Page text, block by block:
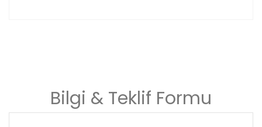
Bilgi & Teklif Formu